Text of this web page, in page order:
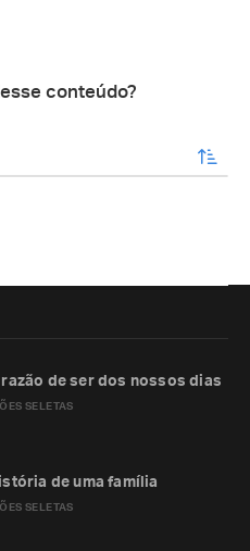
conteúdo?
enviar
SELETAS
razão de ser dos nossos dias
SELETAS
de uma família